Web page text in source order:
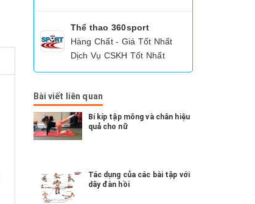
Thể thao 360sport
Hàng Chất - Giá Tốt Nhất
Dịch Vụ CSKH Tốt Nhất
Bài viết liên quan
Bí kíp tập mông và chân hiệu
quả cho nữ
Tác dụng của các bài tập với
dây đàn hồi